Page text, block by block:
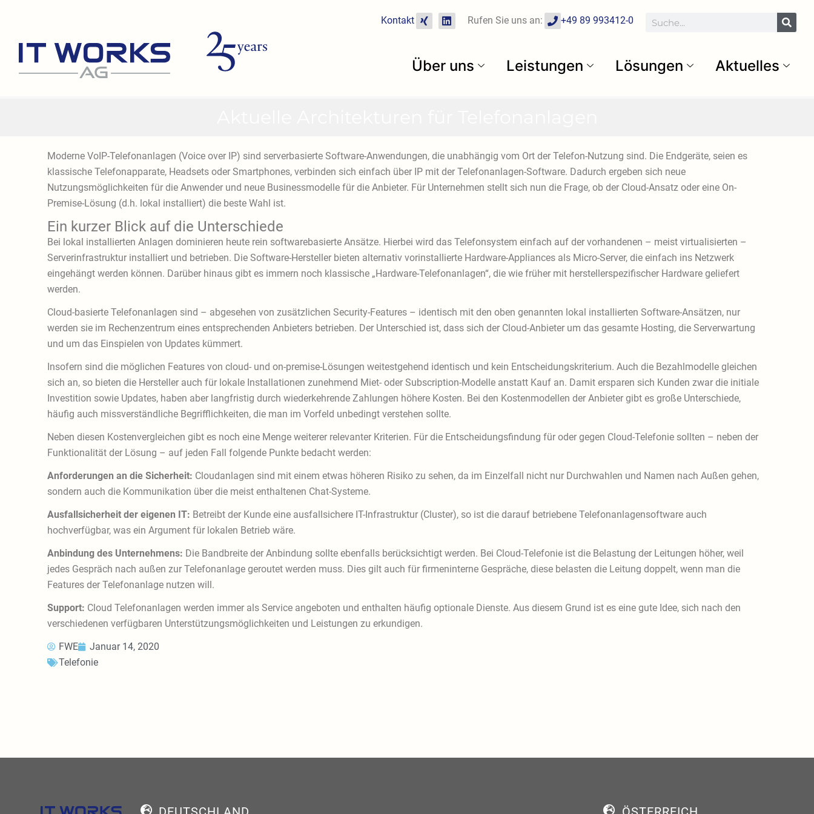
Kontakt
X
i
L
i
d
Rufen Sie uns an:
P
h
+49 89 993412-0 Suche
Über uns Leistungen Lösungen Aktuelles
Moderne VoIP-Telefonanlagen (Voice over IP) sind serverbasierte Software-Anwendungen, die unabhängig vom Ort der Telefon-Nutzung sind. Die Endgeräte, seien es
klassische Telefonapparate, Headsets oder Smartphones, verbinden sich einfach über IP mit der Telefonanlagen-Software. Dadurch ergeben sich neue
Nutzungsmöglichkeiten für die Anwender und neue Businessmodelle für die Anbieter. Für Unternehmen stellt sich nun die Frage, ob der Cloud-Ansatz oder eine On-
Premise-Lösung (d.h. lokal installiert) die beste Wahl ist.
Ein kurzer Blick auf die Unterschiede
Bei lokal installierten Anlagen dominieren heute rein softwarebasierte Ansätze. Hierbei wird das Telefonsystem einfach auf der vorhandenen – meist virtualisierten –
Serverinfrastruktur installiert und betrieben. Die Software-Hersteller bieten alternativ vorinstallierte Hardware-Appliances als Micro-Server, die einfach ins Netzwerk
eingehängt werden können. Darüber hinaus gibt es immern noch klassische „Hardware-Telefonanlagen“, die wie früher mit herstellerspezifischer Hardware geliefert
werden.
Cloud-basierte Telefonanlagen sind – abgesehen von zusätzlichen Security-Features – identisch mit den oben genannten lokal installierten Software-Ansätzen, nur
werden sie im Rechenzentrum eines entsprechenden Anbieters betrieben. Der Unterschied ist, dass sich der Cloud-Anbieter um das gesamte Hosting, die Serverwartung
und um das Einspielen von Updates kümmert.
Insofern sind die möglichen Features von cloud- und on-premise-Lösungen weitestgehend identisch und kein Entscheidungskriterium. Auch die Bezahlmodelle gleichen
sich an, so bieten die Hersteller auch für lokale Installationen zunehmend Miet- oder Subscription-Modelle anstatt Kauf an. Damit ersparen sich Kunden zwar die initiale
Investition sowie Updates, haben aber langfristig durch wiederkehrende Zahlungen höhere Kosten. Bei den Kostenmodellen der Anbieter gibt es große Unterschiede,
häufig auch missverständliche Begrifflichkeiten, die man im Vorfeld unbedingt verstehen sollte.
Neben diesen Kostenvergleichen gibt es noch eine Menge weiterer relevanter Kriterien. Für die Entscheidungsfindung für oder gegen Cloud-Telefonie sollten – neben der
Funktionalität der Lösung – auf jeden Fall folgende Punkte bedacht werden:
Anforderungen an die Sicherheit: Cloudanlagen sind mit einem etwas höheren Risiko zu sehen, da im Einzelfall nicht nur Durchwahlen und Namen nach Außen gehen,
sondern auch die Kommunikation über die meist enthaltenen Chat-Systeme.
Ausfallsicherheit der eigenen IT: Betreibt der Kunde eine ausfallsichere IT-Infrastruktur (Cluster), so ist die darauf betriebene Telefonanlagensoftware auch
hochverfügbar, was ein Argument für lokalen Betrieb wäre.
Anbindung des Unternehmens: Die Bandbreite der Anbindung sollte ebenfalls berücksichtigt werden. Bei Cloud-Telefonie ist die Belastung der Leitungen höher, weil
jedes Gespräch nach außen zur Telefonanlage geroutet werden muss. Dies gilt auch für firmeninterne Gespräche, diese belasten die Leitung doppelt, wenn man die
Features der Telefonanlage nutzen will.
Support: Cloud Telefonanlagen werden immer als Service angeboten und enthalten häufig optionale Dienste. Aus diesem Grund ist es eine gute Idee, sich nach den
verschiedenen verfügbaren Unterstützungsmöglichkeiten und Leistungen zu erkundigen.
FWE
Januar 14, 2020
Telefonie